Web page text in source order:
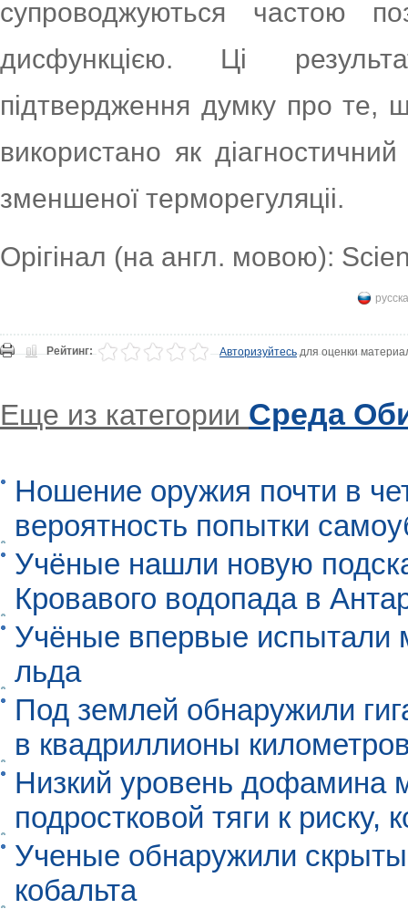
супроводжуються частою
дисфункцією. Ці
підтвердження думку про те,
використано як
зменшеної терморегуляціі.
Орігінал (на англ. мовою):
Рейтинг: Авторизуйтесьдля оценки
Еще из категории Среда
Ношение оружия почти в
вероятность попытки
Учёные нашли новую
Кровавого водопада в
Учёные впервые испытали
льда
Под землей обнаружили
в квадриллионы
Низкий уровень дофамина
подростковой тяги к риску,
Ученые обнаружили
кобальта